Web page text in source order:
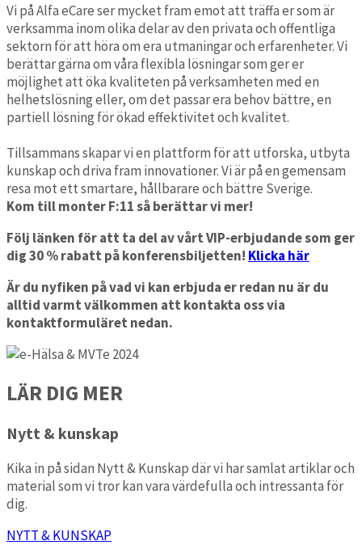
Vi på Alfa eCare ser mycket fram emot att träffa er som är
verksamma inom olika delar av den privata och offentliga
sektorn för att höra om era utmaningar och erfarenheter. Vi
berättar gärna om våra flexibla lösningar som ger er
möjlighet att öka kvaliteten på verksamheten med en
helhetslösning eller, om det passar era behov bättre, en
partiell lösning för ökad effektivitet och kvalitet.
Tillsammans skapar vi en plattform för att utforska, utbyta
kunskap och driva fram innovationer. Vi är på en gemensam
resa mot ett smartare, hållbarare och bättre Sverige.
Kom till monter F:11 så berättar vi mer!
Följ länken för att ta del av vårt VIP-erbjudande som ger
dig 30 % rabatt på konferensbiljetten! Klicka här
Är du nyfiken på vad vi kan erbjuda er redan nu är du
alltid varmt välkommen att kontakta oss via
kontaktformuläret nedan.
LÄR DIG MER
Nytt & kunskap
Kika in på sidan Nytt & Kunskap där vi har samlat artiklar och
material som vi tror kan vara värdefulla och intressanta för
dig.
NYTT & KUNSKAP